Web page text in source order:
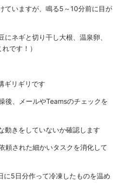
ていますが、鳴る5～10分前に目が
ネギと切り干し大根、温泉卵、
です！）
ギリギリです
、メールやTeamsのチェックを
動きをしていないか確認します
頼された細かいタスクを消化して
5日分作って冷凍したものを温め